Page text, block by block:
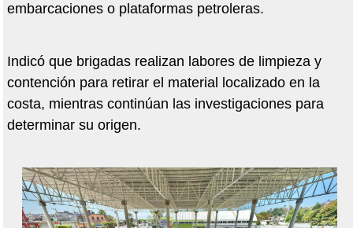
embarcaciones o plataformas petroleras.
Indicó que brigadas realizan labores de limpieza y
contención para retirar el material localizado en la
costa, mientras continúan las investigaciones para
determinar su origen.